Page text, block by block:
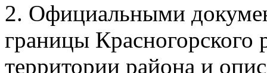
2. Официальными
границы Красногорского
территории района и